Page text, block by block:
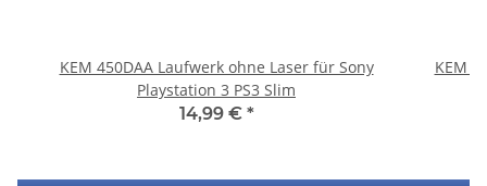
KEM 450DAA Laufwerk ohne Laser für Sony
Playstation 3 PS3 Slim
14,99 € *
KEM